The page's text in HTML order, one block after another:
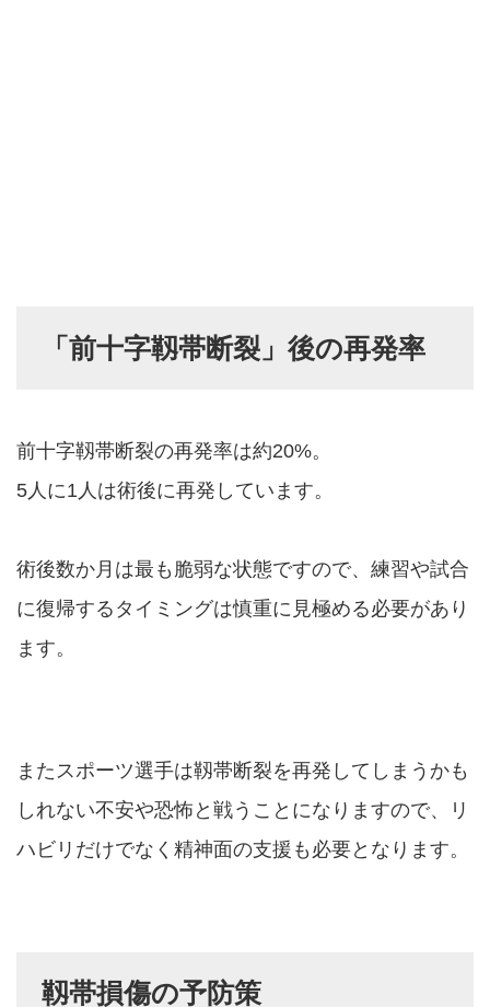
「前十字靱帯断裂」後の再発率
前十字靱帯断裂の再発率は約20%。
5人に1人は術後に再発しています。
術後数か月は最も脆弱な状態ですので、練習や試合
に復帰するタイミングは慎重に見極める必要があり
ます。
またスポーツ選手は靱帯断裂を再発してしまうかも
しれない不安や恐怖と戦うことになりますので、リ
ハビリだけでなく精神面の支援も必要となります。
靱帯損傷の予防策